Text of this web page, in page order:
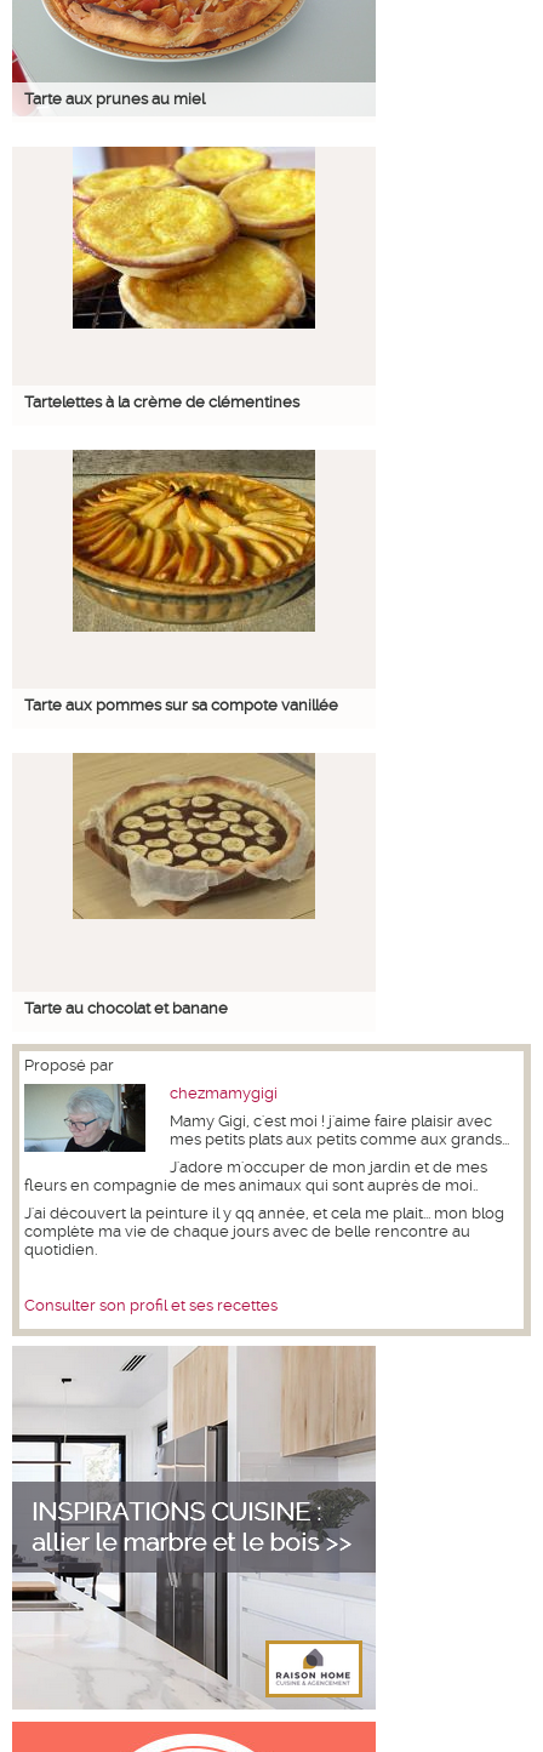
Tarte aux prunes au miel
Tartelettes à la crème de clémentines
Tarte aux pommes sur sa compote vanillée
Tarte au chocolat et banane
Proposé par
chezmamygigi
Mamy Gigi, c'est moi ! j'aime faire plaisir avec
mes petits plats aux petits comme aux grands...
J'adore m'occuper de mon jardin et de mes
fleurs en compagnie de mes animaux qui sont auprès de moi..
J'ai découvert la peinture il y qq année, et cela me plait... mon blog
complète ma vie de chaque jours avec de belle rencontre au
quotidien.
Consulter son profil et ses recettes